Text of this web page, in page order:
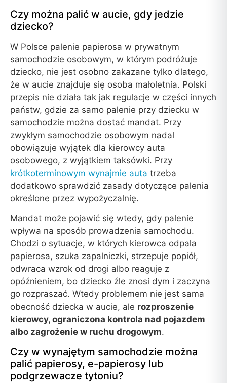
Czy można palić w aucie, gdy jedzie
dziecko?
W Polsce palenie papierosa w prywatnym
samochodzie osobowym, w którym podróżuje
dziecko, nie jest osobno zakazane tylko dlatego,
że w aucie znajduje się osoba małoletnia. Polski
przepis nie działa tak jak regulacje w części innych
państw, gdzie za samo palenie przy dziecku w
samochodzie można dostać mandat. Przy
zwykłym samochodzie osobowym nadal
obowiązuje wyjątek dla kierowcy auta
osobowego, z wyjątkiem taksówki. Przy
krótkoterminowym wynajmie auta trzeba
dodatkowo sprawdzić zasady dotyczące palenia
określone przez wypożyczalnię.
Mandat może pojawić się wtedy, gdy palenie
wpływa na sposób prowadzenia samochodu.
Chodzi o sytuacje, w których kierowca odpala
papierosa, szuka zapalniczki, strzepuje popiół,
odwraca wzrok od drogi albo reaguje z
opóźnieniem, bo dziecko źle znosi dym i zaczyna
go rozpraszać. Wtedy problemem nie jest sama
obecność dziecka w aucie, ale rozproszenie
kierowcy, ograniczona kontrola nad pojazdem
albo zagrożenie w ruchu drogowym.
Czy w wynajętym samochodzie można
palić papierosy, e-papierosy lub
podgrzewacze tytoniu?